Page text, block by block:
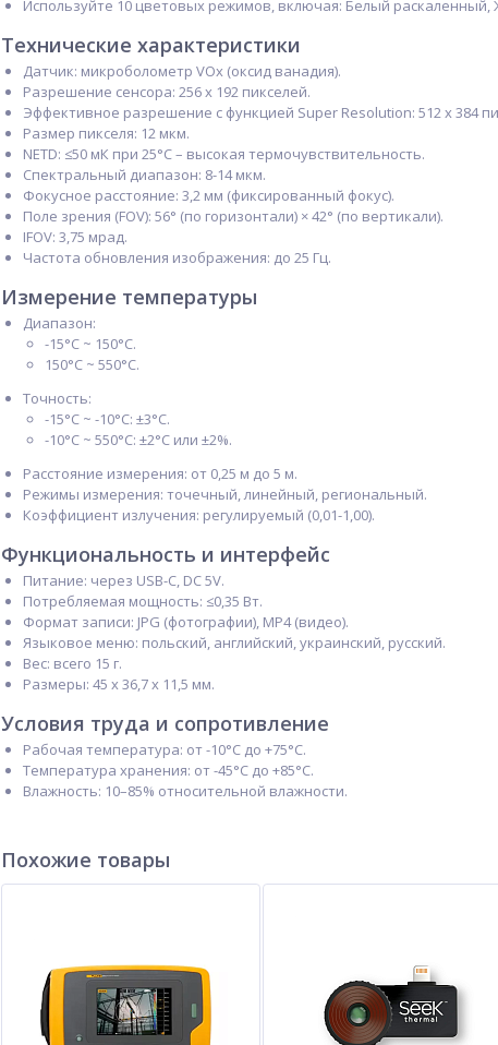
Используйте 10 цветовых режимов, включая: Белый
Технические характеристики
Датчик: микроболометр VOx (оксид ванадия).
Разрешение сенсора: 256 x 192 пикселей.
Эффективное разрешение с функцией Super Resolution: 512 x 384
Размер пикселя: 12 мкм.
NETD: ≤50 мК при 25°C – высокая термочувствительность.
Спектральный диапазон: 8-14 мкм.
Фокусное расстояние: 3,2 мм (фиксированный фокус).
Поле зрения (FOV): 56° (по горизонтали) × 42° (по вертикали).
IFOV: 3,75 мрад.
Частота обновления изображения: до 25 Гц.
Измерение температуры
Диапазон:
-15°C ~ 150°C.
150°C ~ 550°C.
Точность:
-15°C ~ -10°C: ±3°C.
-10°C ~ 550°C: ±2°C или ±2%.
Расстояние измерения: от 0,25 м до 5 м.
Режимы измерения: точечный, линейный, региональный.
Коэффициент излучения: регулируемый (0,01-1,00).
Функциональность и интерфейс
Питание: через USB-C, DC 5V.
Потребляемая мощность: ≤0,35 Вт.
Формат записи: JPG (фотографии), MP4 (видео).
Языковое меню: польский, английский, украинский, русский.
Вес: всего 15 г.
Размеры: 45 x 36,7 x 11,5 мм.
Условия труда и сопротивление
Рабочая температура: от -10°C до +75°C.
Температура хранения: от -45°C до +85°C.
Влажность: 10–85% относительной влажности.
Похожие товары